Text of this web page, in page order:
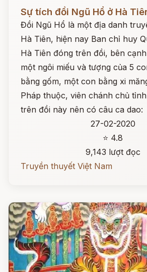
Sự tích đồi Ngũ Hổ ở Hà
Đồi Ngũ Hổ là một địa danh
Hà Tiên, hiện nay Ban chỉ huy
Hà Tiên đóng trên đồi, bên
một ngôi miếu và tượng của 5
bằng gốm, một con bằng xi
Pháp thuộc, viên chánh chủ
trên đồi này nên có câu ca dao:
27-02-2020
⭐ 4.8
9,143 lượt đọc
Truyền thuyết Việt Nam